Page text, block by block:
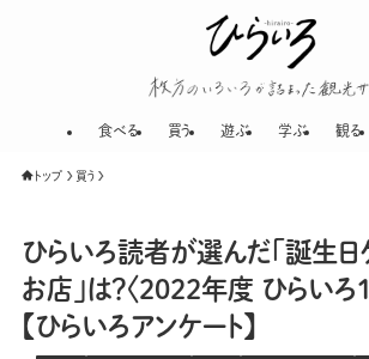
食べる 買う 遊ぶ 学ぶ 観る
トップ 買う
ひらいろ読者が選んだ「誕生日
お店」は？〈2022年度 ひらいろ
【ひらいろアンケート】